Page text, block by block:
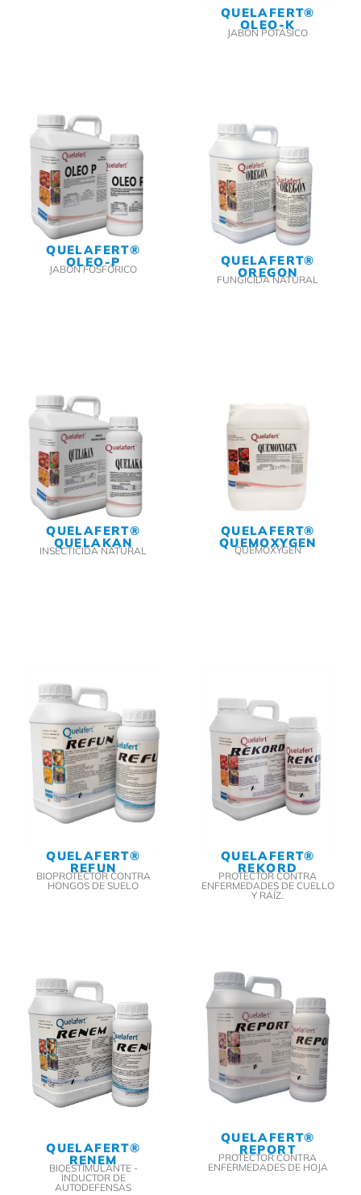
QUELAFERT®
OLEO-K
JABÓN POTÁSICO
QUELAFERT®
OLEO-P
JABÓN FOSFÓRICO
QUELAFERT®
OREGON
FUNGICIDA NATURAL
QUELAFERT®
QUELAKAN
INSECTICIDA NATURAL
QUELAFERT®
QUEMOXYGEN
QUEMOXYGEN
QUELAFERT®
REFUN
BIOPROTECTOR CONTRA
HONGOS DE SUELO
QUELAFERT®
REKORD
PROTECTOR CONTRA
ENFERMEDADES DE CUELLO
Y RAÍZ.
QUELAFERT®
RENEM
BIOESTIMULANTE -
INDUCTOR DE
AUTODEFENSAS
QUELAFERT®
REPORT
PROTECTOR CONTRA
ENFERMEDADES DE HOJA